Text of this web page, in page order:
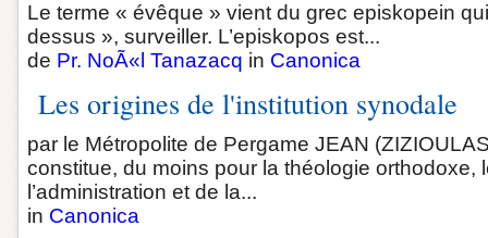
Le terme « évêque » vient du grec episkopein
dessus », surveiller. L’episkopos est...
de Pr. NoÃ«l Tanazacq in Canonica
Les origines de l'institution synodale
par le Métropolite de Pergame JEAN
constitue, du moins pour la théologie orthodoxe,
l’administration et de la...
in Canonica